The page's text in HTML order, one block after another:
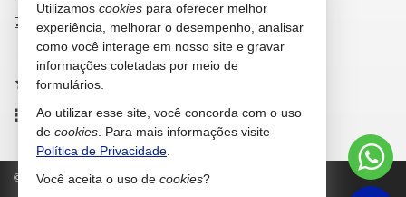
indicadores financeiros
cadastre seu imóvel
imóveis favoritos
mapa de imóveis
© 2026 CRECI/SC 42.646-F Política de Privacidade
Utilizamos cookies para oferecer melhor
experiência, melhorar o desempenho, analisar
como você interage em nosso site e gravar
informações coletadas por meio de
formulários.
Ao utilizar esse site, você concorda com o uso
de cookies . Para mais informações visite
Política de Privacidade
Você aceita o uso de cookies?